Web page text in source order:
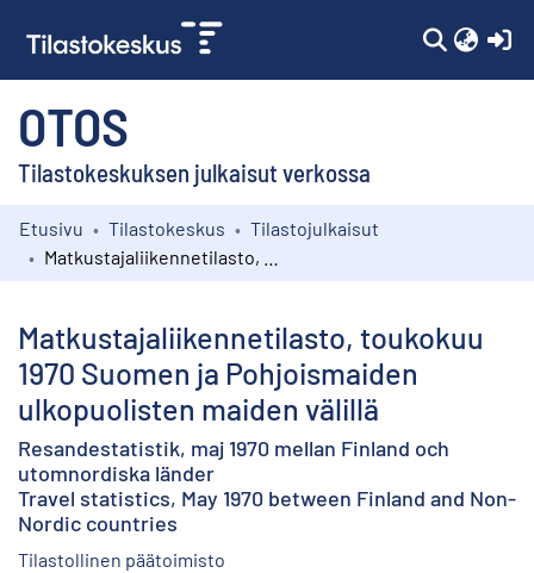
OTOS
Tilastokeskuksen julkaisut verkossa
Kokoelmat
Etusivu Tilastokeskus
Tilastojulkaisut
Matkustajaliikennetilasto, toukokuu
1970 Suomen ja Pohjoismaiden
ulkopuolisten maiden välillä
Resandestatistik, maj 1970 mellan Finland och
utomnordiska länder
Travel statistics, May 1970 between Finland and Non-
Nordic countries
Tilastollinen päätoimisto